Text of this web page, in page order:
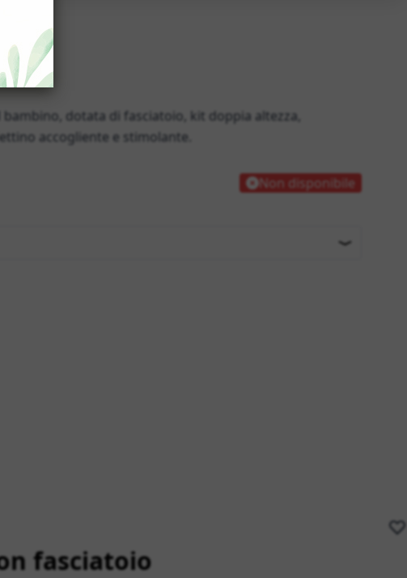
fasciatoio
dotata di fasciatoio, kit doppia altezza,
accogliente e stimolante.
Non disponibile